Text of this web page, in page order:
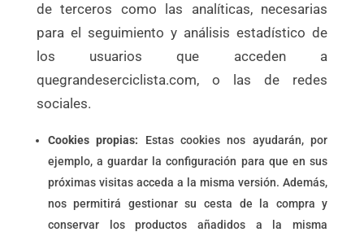
de terceros como las analíticas, necesarias
para el seguimiento y análisis estadístico de
los usuarios que acceden a
quegrandeserciclista.com, o las de redes
sociales.
Cookies propias: Estas cookies nos ayudarán, por
ejemplo, a guardar la configuración para que en sus
próximas visitas acceda a la misma versión. Además,
nos permitirá gestionar su cesta de la compra y
conservar los productos añadidos a la misma